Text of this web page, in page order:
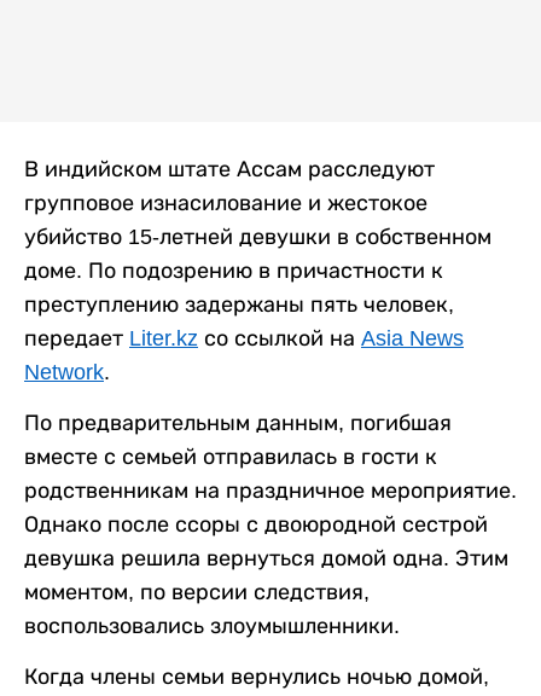
В индийском штате Ассам расследуют
групповое изнасилование и жестокое
убийство 15-летней девушки в собственном
доме. По подозрению в причастности к
преступлению задержаны пять человек,
передает Liter.kz со ссылкой на Asia News
Network.
По предварительным данным, погибшая
вместе с семьей отправилась в гости к
родственникам на праздничное мероприятие.
Однако после ссоры с двоюродной сестрой
девушка решила вернуться домой одна. Этим
моментом, по версии следствия,
воспользовались злоумышленники.
Когда члены семьи вернулись ночью домой,